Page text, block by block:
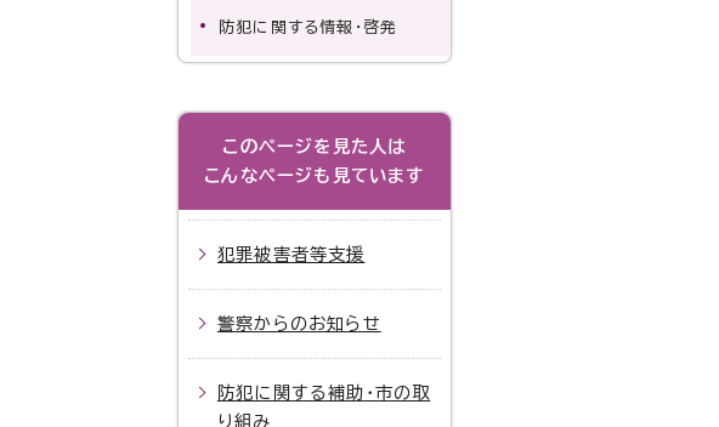
防犯に関する情報・啓発
このページを見た人は
こんなページも見ています
犯罪被害者等支援
警察からのお知らせ
防犯に関する補助・市の取
り組み